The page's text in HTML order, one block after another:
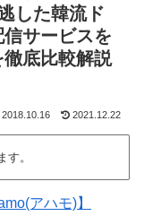
した韓流ド
サービスを
底比較解説
2018.10.16 2021.12.22
。
アハモ)】